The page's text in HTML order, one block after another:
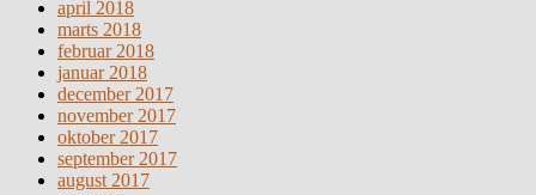
april 2018
marts 2018
februar 2018
januar 2018
december 2017
november 2017
oktober 2017
september 2017
august 2017